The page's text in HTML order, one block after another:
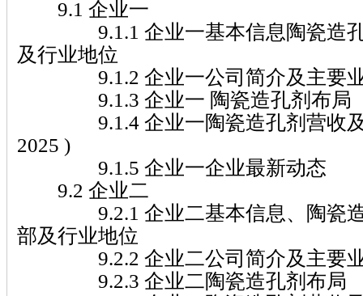
9.1 企业一
9.1.1 企业一基本信息陶瓷造孔
及行业地位
9.1.2 企业一公司简介及主要
9.1.3 企业一 陶瓷造孔剂布局
9.1.4 企业一陶瓷造孔剂营收及
2025 )
9.1.5 企业一企业最新动态
9.2 企业二
9.2.1 企业二基本信息、陶瓷造
部及行业地位
9.2.2 企业二公司简介及主要
9.2.3 企业二陶瓷造孔剂布局